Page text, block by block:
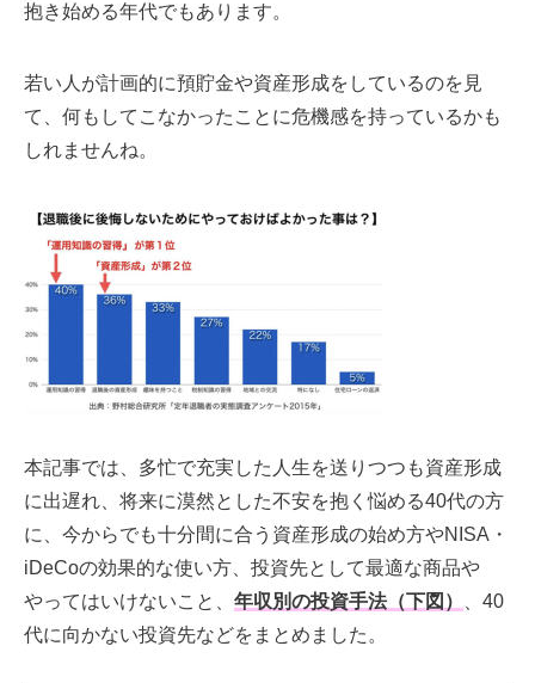
抱き始める年代でもあります。
若い人が計画的に預貯金や資産形成をしているのを見
て、何もしてこなかったことに危機感を持っているかも
しれませんね。
本記事では、多忙で充実した人生を送りつつも資産形成
に出遅れ、将来に漠然とした不安を抱く悩める40代の方
に、今からでも十分間に合う資産形成の始め方やNISA・
iDeCoの効果的な使い方、投資先として最適な商品や
やってはいけないこと、 年収別の投資手法（下図）
、40
代に向かない投資先などをまとめました。